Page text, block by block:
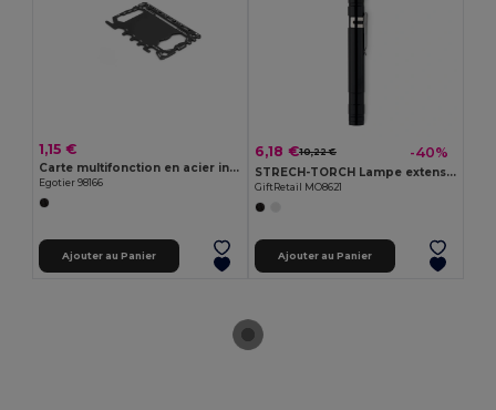
1,15 €
Carte multifonction en acier inoxydable avec 20 fonctions
Egotier 98166
Ajouter au Panier
6,18 €10,22 € -40%
STRECH-TORCH Lampe extensible
GiftRetail MO8621
Ajouter au Panier